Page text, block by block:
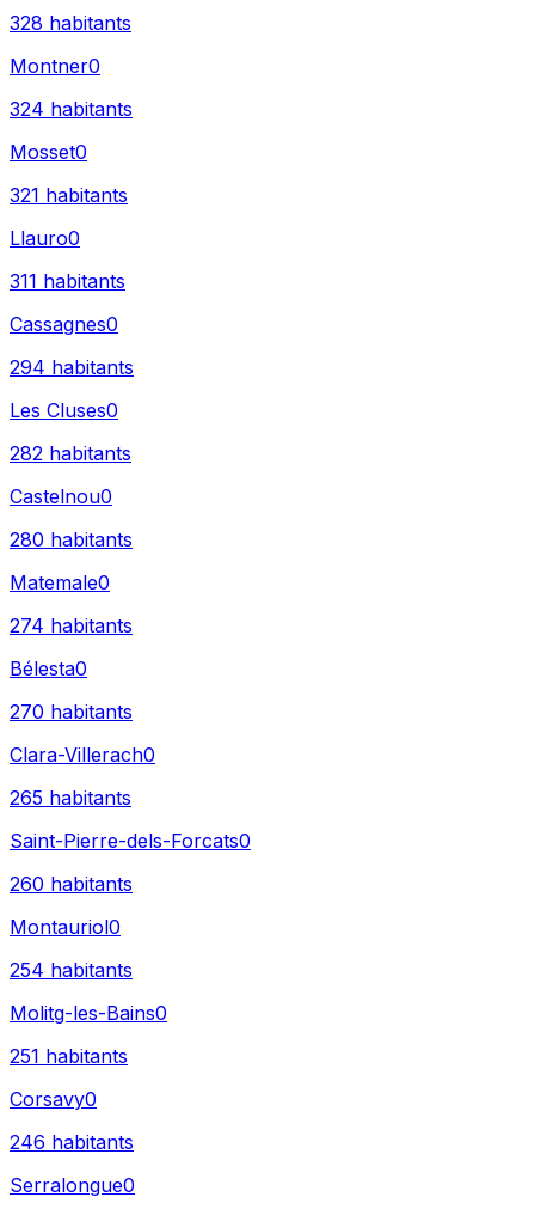
328 habitants
Montner0
324 habitants
Mosset0
321 habitants
Llauro0
311 habitants
Cassagnes0
294 habitants
Les Cluses0
282 habitants
Castelnou0
280 habitants
Matemale0
274 habitants
Bélesta0
270 habitants
Clara-Villerach0
265 habitants
Saint-Pierre-dels-Forcats0
260 habitants
Montauriol0
254 habitants
Molitg-les-Bains0
251 habitants
Corsavy0
246 habitants
Serralongue0